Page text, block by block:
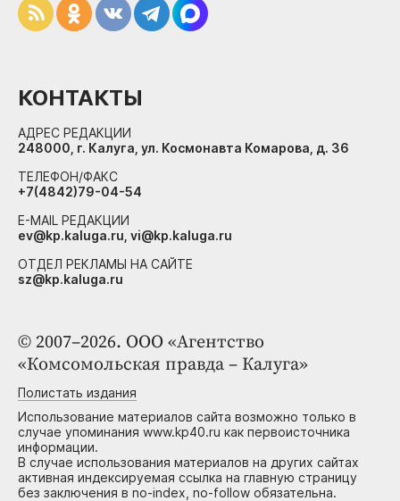
© 2007–2026. ООО «Агентство
«Комсомольская правда – Калуга»
Полистать издания
Использование материалов сайта возможно только в
случае упоминания www.kp40.ru как первоисточника
информации.
В случае использования материалов на других сайтах
активная индексируемая ссылка на главную страницу
без заключения в no-index, no-follow обязательна.
КОНТАКТЫ
АДРЕС РЕДАКЦИИ
248000, г. Калуга, ул. Космонавта Комарова, д. 36
ТЕЛЕФОН/ФАКС
+7(4842)79-04-54
E-MAIL РЕДАКЦИИ
ev@kp.kaluga.ru, vi@kp.kaluga.ru
ОТДЕЛ РЕКЛАМЫ НА САЙТЕ
sz@kp.kaluga.ru